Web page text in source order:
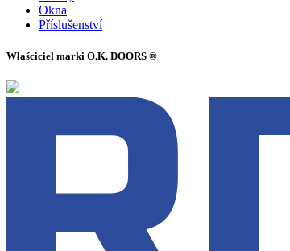
Okna
Příslušenství
Właściciel marki O.K. DOORS ®